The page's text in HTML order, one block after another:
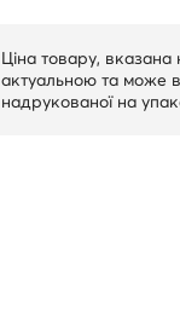
Ціна товару, вказана
актуальною та може
надрукованої на